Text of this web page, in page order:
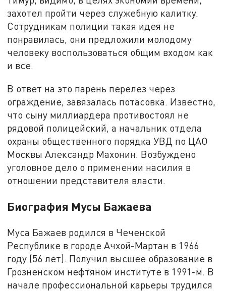
захотел пройти через служебную калитку.
Сотрудникам полиции такая идея не
понравилась, они предложили молодому
человеку воспользоваться общим входом как
и все.
В ответ на это парень перелез через
ограждение, завязалась потасовка. Известно,
что сыну миллиардера противостоял не
рядовой полицейский, а начальник отдела
охраны общественного порядка УВД по ЦАО
Москвы Александр Махонин. Возбуждено
уголовное дело о применении насилия в
отношении представителя власти.
Биография Мусы Бажаева
Муса Бажаев родился в Чеченской
Республике в городе Ачхой-Мартан в 1966
году (56 лет). Получил высшее образование в
Грозненском нефтяном институте в 1991-м. В
начале профессиональной карьеры трудился